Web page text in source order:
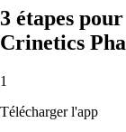
3 étapes
Crinetics
1
Télécharger l'app